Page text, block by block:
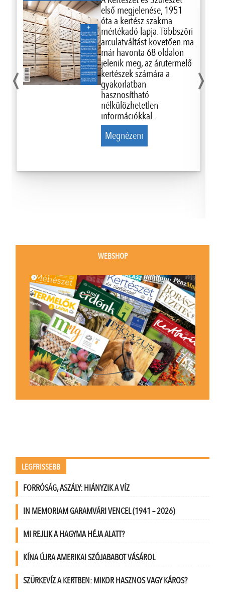
első megjelenése, 1951
óta a kertész szakma
mértékadó lapja. Többszöri
arculatváltást követően ma
már havonta 68 oldalon
jelenik meg, az árutermelő
kertészek számára a
gyakorlatban
hasznosítható
nélkülözhetetlen
információkkal.
Megnézem
‹ ›
WEBSHOP
LEGFRISSEBB
FORRÓSÁG, ASZÁLY: HIÁNYZIK A VÍZ
IN MEMORIAM GARAMVÁRI VENCEL (1941 – 2026)
MI REJLIK A HAGYMA HÉJA ALATT?
KÍNA ÚJRA AMERIKAI SZÓJABABOT VÁSÁROL
SZÜRKEVÍZ A KERTBEN: MIKOR HASZNOS VAGY KÁROS?